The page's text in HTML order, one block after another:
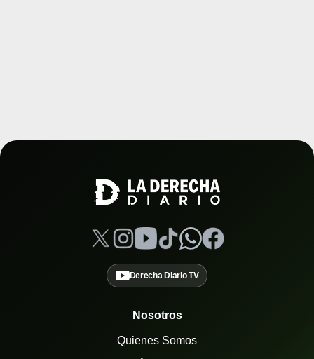
Derecha Diario TV
Nosotros
Quienes Somos